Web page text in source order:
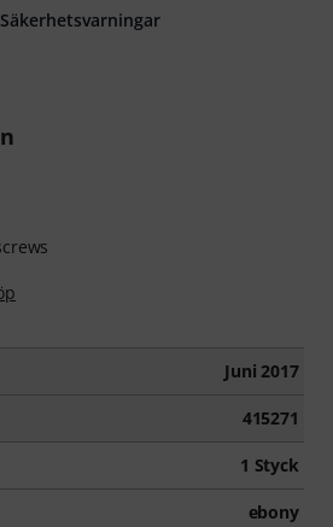
Juni 2017
415271
1 Styck
ebony
Säkerhetsvarningar